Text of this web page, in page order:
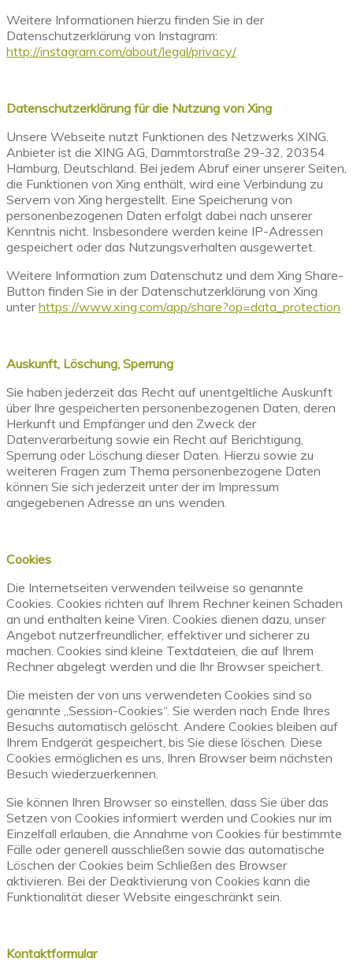
Weitere Informationen hierzu finden Sie in der
Datenschutzerklärung von Instagram:
http://instagram.com/about/legal/privacy/
Datenschutzerklärung für die Nutzung von Xing
Unsere Webseite nutzt Funktionen des Netzwerks XING.
Anbieter ist die XING AG, Dammtorstraße 29-32, 20354
Hamburg, Deutschland. Bei jedem Abruf einer unserer Seiten,
die Funktionen von Xing enthält, wird eine Verbindung zu
Servern von Xing hergestellt. Eine Speicherung von
personenbezogenen Daten erfolgt dabei nach unserer
Kenntnis nicht. Insbesondere werden keine IP-Adressen
gespeichert oder das Nutzungsverhalten ausgewertet.
Weitere Information zum Datenschutz und dem Xing Share-
Button finden Sie in der Datenschutzerklärung von Xing
unterhttps://www.xing.com/app/share?op=data_protection
Auskunft, Löschung, Sperrung
Sie haben jederzeit das Recht auf unentgeltliche Auskunft
über Ihre gespeicherten personenbezogenen Daten, deren
Herkunft und Empfänger und den Zweck der
Datenverarbeitung sowie ein Recht auf Berichtigung,
Sperrung oder Löschung dieser Daten. Hierzu sowie zu
weiteren Fragen zum Thema personenbezogene Daten
können Sie sich jederzeit unter der im Impressum
angegebenen Adresse an uns wenden.
Cookies
Die Internetseiten verwenden teilweise so genannte
Cookies. Cookies richten auf Ihrem Rechner keinen Schaden
an und enthalten keine Viren. Cookies dienen dazu, unser
Angebot nutzerfreundlicher, effektiver und sicherer zu
machen. Cookies sind kleine Textdateien, die auf Ihrem
Rechner abgelegt werden und die Ihr Browser speichert.
Die meisten der von uns verwendeten Cookies sind so
genannte „Session-Cookies“. Sie werden nach Ende Ihres
Besuchs automatisch gelöscht. Andere Cookies bleiben auf
Ihrem Endgerät gespeichert, bis Sie diese löschen. Diese
Cookies ermöglichen es uns, Ihren Browser beim nächsten
Besuch wiederzuerkennen.
Sie können Ihren Browser so einstellen, dass Sie über das
Setzen von Cookies informiert werden und Cookies nur im
Einzelfall erlauben, die Annahme von Cookies für bestimmte
Fälle oder generell ausschließen sowie das automatische
Löschen der Cookies beim Schließen des Browser
aktivieren. Bei der Deaktivierung von Cookies kann die
Funktionalität dieser Website eingeschränkt sein.
Kontaktformular